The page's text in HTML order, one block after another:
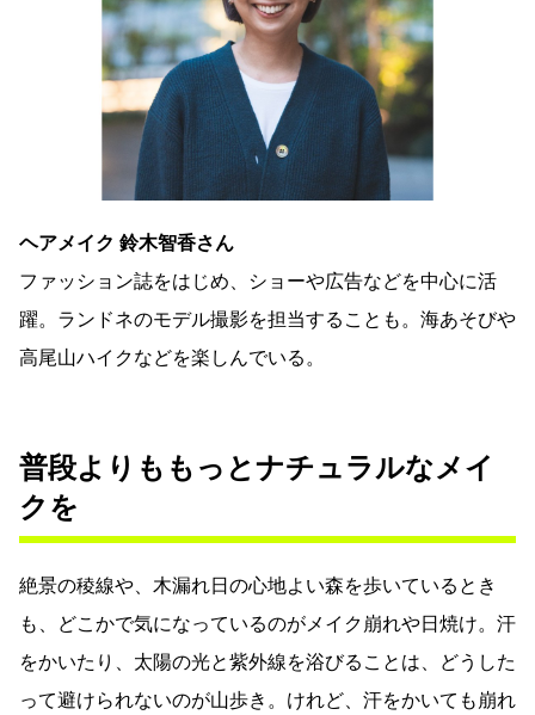
ヘアメイク 鈴木智香さん
ファッション誌をはじめ、ショーや広告などを中心に活
躍。ランドネのモデル撮影を担当することも。海あそびや
高尾山ハイクなどを楽しんでいる。
普段よりももっとナチュラルなメイ
クを
絶景の稜線や、木漏れ日の心地よい森を歩いているとき
も、どこかで気になっているのがメイク崩れや日焼け。汗
をかいたり、太陽の光と紫外線を浴びることは、どうした
って避けられないのが山歩き。けれど、汗をかいても崩れ